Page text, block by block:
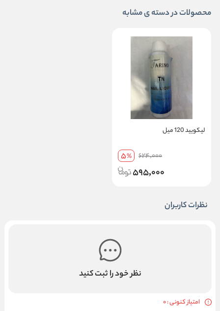
محصولات در دسته ی مشابه
لیکویید 120 میل
624,000
5%
595,000
نظرات کاربران
نظر خود را ثبت کنید
امتیاز کنونی : 0